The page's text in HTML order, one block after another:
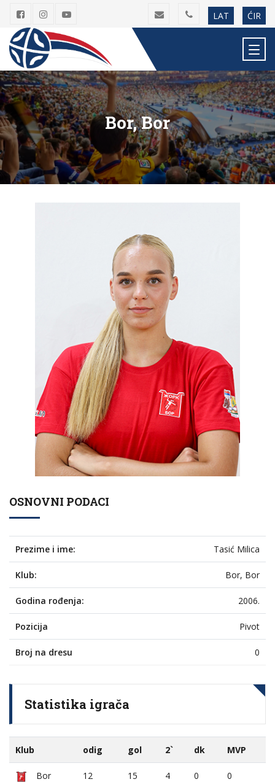
LAT ĆIR
Bor, Bor
OSNOVNI PODACI
Prezime i ime: Tasić Milica
Klub: Bor, Bor
Godina rođenja: 2006.
Pozicija Pivot
Broj na dresu 0
Statistika igrača
Klub odig gol 2` dk MVP
Bor 12 15 4 0 0